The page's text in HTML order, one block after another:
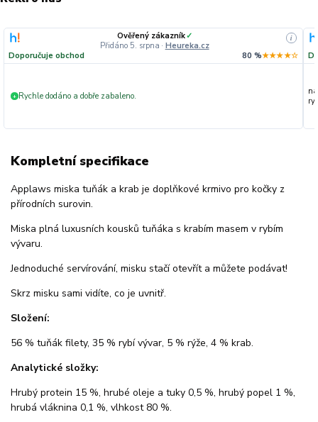
Ověřený zákazník✓
Přidáno 5. srpna · Heureka.cz
i
Doporučuje obchod 80 %★★★★☆
+ Rychle dodáno a dobře zabaleno.
Kompletní specifikace
Applaws miska tuňák a krab je doplňkové krmivo pro kočky z
přírodních surovin.
Miska plná luxusních kousků tuňáka s krabím masem v rybím
vývaru.
Jednoduché servírování, misku stačí otevřít a můžete podávat!
Skrz misku sami vidíte, co je uvnitř.
Složení:
56 % tuňák filety, 35 % rybí vývar, 5 % rýže, 4 % krab.
Analytické složky:
Hrubý protein 15 %, hrubé oleje a tuky 0,5 %, hrubý popel 1 %,
hrubá vláknina 0,1 %, vlhkost 80 %.